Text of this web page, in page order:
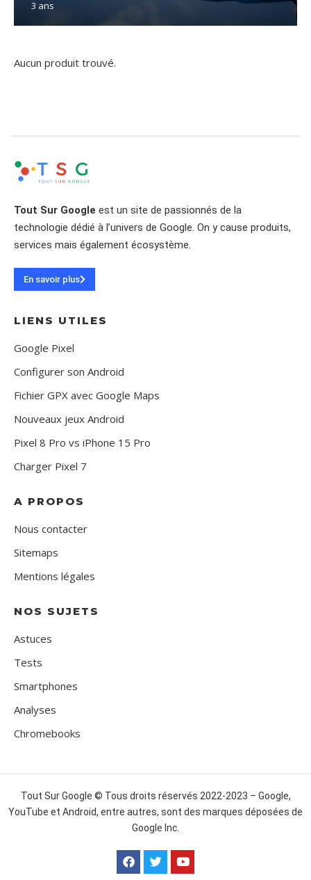
3 ans
Aucun produit trouvé.
Tout Sur Google est un site de passionnés de la
technologie dédié à l’univers de Google. On y cause produits,
services mais également écosystème.
En savoir plus
LIENS UTILES
Google Pixel
Configurer son Android
Fichier GPX avec Google Maps
Nouveaux jeux Android
Pixel 8 Pro vs iPhone 15 Pro
Charger Pixel 7
A PROPOS
Nous contacter
Sitemaps
Mentions légales
NOS SUJETS
Astuces
Tests
Smartphones
Analyses
Chromebooks
Tout Sur Google © Tous droits réservés 2022-2023 – Google,
YouTube et Android, entre autres, sont des marques déposées de
Google Inc.